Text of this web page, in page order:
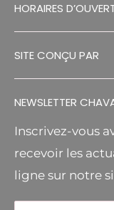
CONTACT
S.A.V
ESPACES VERTS
MR BRICOLAGE
HORAIRES
DECOUVREZ
NEWSLETTER
Inscrivez-vous
recevoir les
ligne sur notre
SITE CONÇU PAR
FA DESIGNS